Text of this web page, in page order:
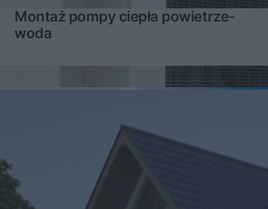
Montaż pompy ciepła powietrze-
woda